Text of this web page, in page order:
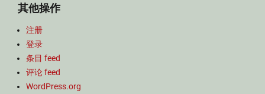
其他操作
注册
登录
条目 feed
评论 feed
WordPress.org